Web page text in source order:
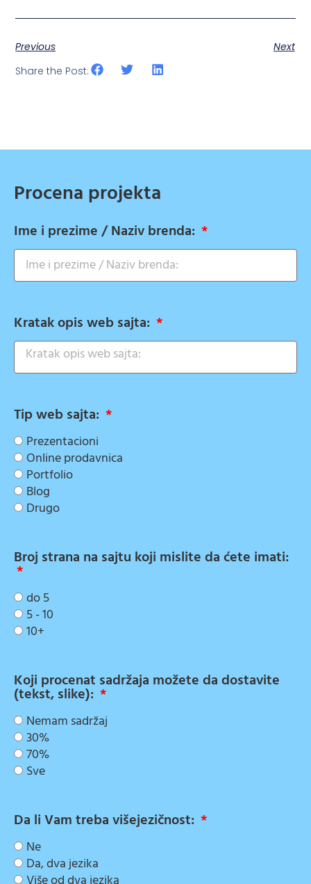
Previous
Next
Share the Post:
Procena projekta
Ime i prezime / Naziv brenda:
Kratak opis web sajta:
Tip web sajta:
Prezentacioni
Online prodavnica
Portfolio
Blog
Drugo
Broj strana na sajtu koji mislite da ćete imati:
do 5
5 - 10
10+
Koji procenat sadržaja možete da dostavite
(tekst, slike):
Nemam sadržaj
30%
70%
Sve
Da li Vam treba višejezičnost:
Ne
Da, dva jezika